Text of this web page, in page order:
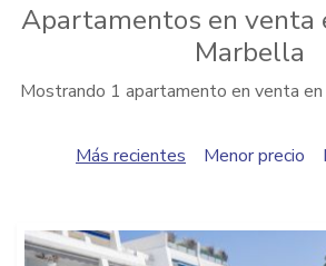
Apartamentos en venta
Marbella
Mostrando 1 apartamento en venta
Más recientes Menor precio